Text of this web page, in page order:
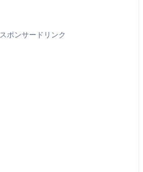
スポンサードリンク